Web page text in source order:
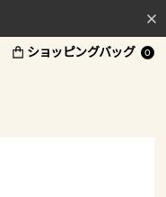
ショッピングバッグ 0